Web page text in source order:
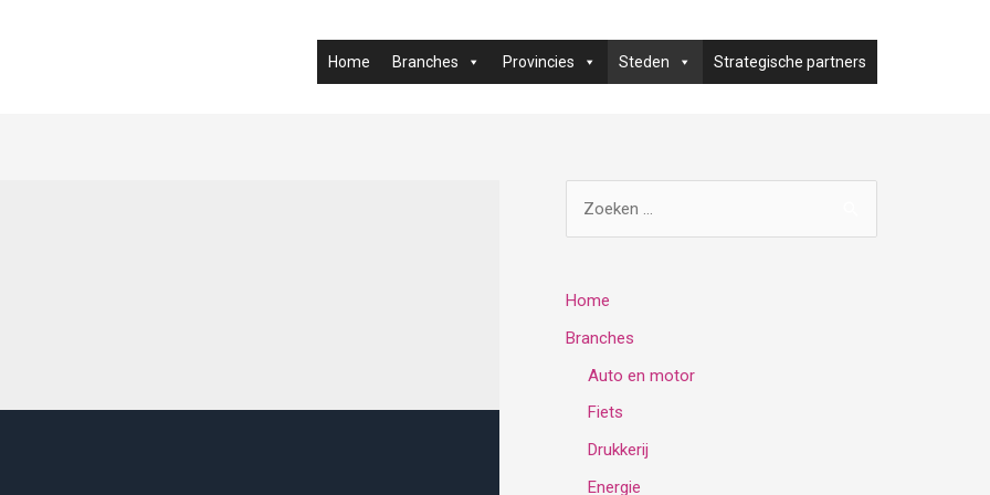
Home Branches Provincies Steden Strategische partners
k
e
Home
Branches
Auto en motor
Fiets
Drukkerij
Energie